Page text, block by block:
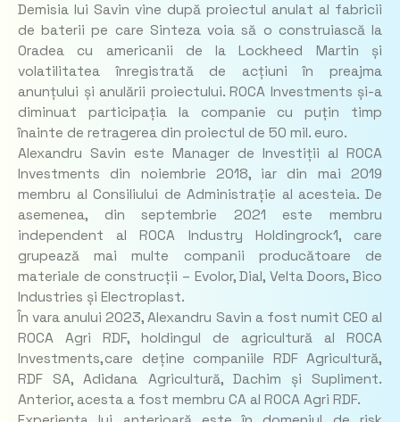
Demisia lui Savin vine după proiectul anulat al fabricii
de baterii pe care Sinteza voia să o construiască la
Oradea cu americanii de la Lockheed Martin și
volatilitatea înregistrată de acțiuni în preajma
anunțului și anulării proiectului. ROCA Investments și-a
diminuat participația la companie cu puțin timp
înainte de retragerea din proiectul de 50 mil. euro.
Alexandru Savin este Manager de Investiții al ROCA
Investments din noiembrie 2018, iar din mai 2019
membru al Consiliului de Administrație al acesteia. De
asemenea, din septembrie 2021 este membru
independent al ROCA Industry Holdingrock1, care
grupează mai multe companii producătoare de
materiale de construcții – Evolor, Dial, Velta Doors, Bico
Industries și Electroplast.
În vara anului 2023, Alexandru Savin a fost numit CEO al
ROCA Agri RDF, holdingul de agricultură al ROCA
Investments, care deține companiile RDF Agricultură,
RDF SA, Adidana Agricultură, Dachim și Supliment.
Anterior, acesta a fost membru CA al ROCA Agri RDF.